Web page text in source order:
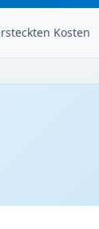
Kosten